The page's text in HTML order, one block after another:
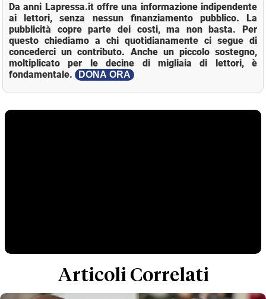
Da anni Lapressa.it offre una informazione indipendente
ai lettori, senza nessun finanziamento pubblico. La
pubblicità copre parte dei costi, ma non basta. Per
questo chiediamo a chi quotidianamente ci segue di
concederci un contributo. Anche un piccolo sostegno,
moltiplicato per le decine di migliaia di lettori, è
fondamentale.
DONA ORA
Articoli Correlati